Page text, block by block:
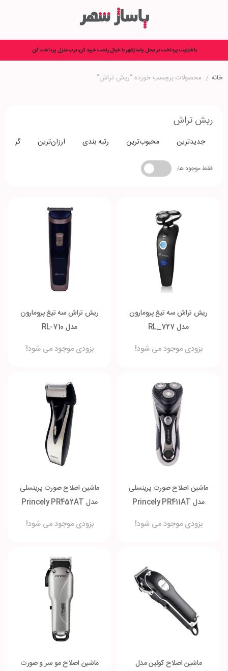
با قابلیت پرداخت در محل پاساژشهر با خیال راحت خرید کن، درب منزل پرداخت کن.
خانه / محصولات برچسب خورده “ریش تراش”
ریش تراش
جدیدترین محبوب‌ترین رتبه بندی ارزان‌ترین
فقط موجود ها:
ریش تراش سه تیغ پرومارون
مدل RL_727
بزودی موجود می شود!
ریش تراش سه تیغ پرومارون
مدل RL-710
بزودی موجود می شود!
ماشین اصلاح صورت پرینسلی
مدل Princely PR411AT
بزودی موجود می شود!
ماشین اصلاح صورت پرینسلی
مدل Princely PR452AT
بزودی موجود می شود!
ماشین اصلاح کوئین مدل
ماشین اصلاح مو سر و صورت